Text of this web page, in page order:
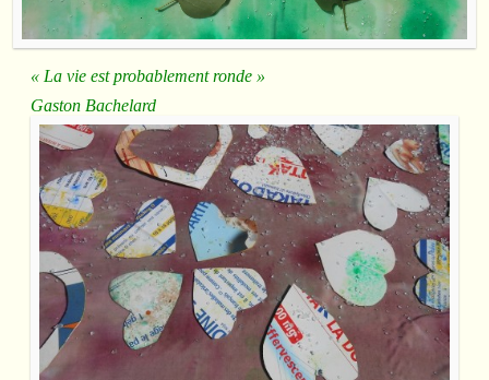
« La vie est probablement ronde »
Gaston Bachelard